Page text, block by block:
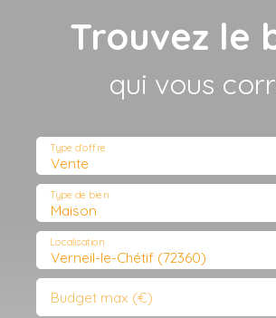
Trouvez le
qui vous
Vente
Type d'offre
Maison
Type de bien
Verneil-le-Chétif (72360)
Localisation
Budget max (€)